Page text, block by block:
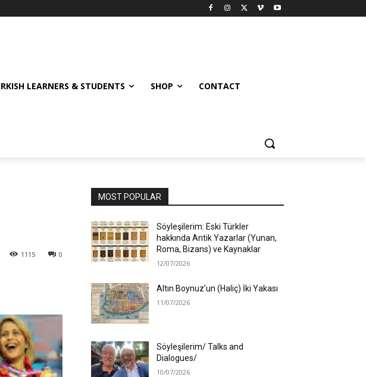
LEARNERS & STUDENTS SHOP CONTACT
0
1115
MOST POPULAR
Söyleşilerim: Eski Türkler
hakkında Antik Yazarlar (Yunan,
Roma, Bizans) ve Kaynaklar
12/07/2026
Altın Boynuz’un (Haliç) İki Yakası
11/07/2026
Söyleşilerim/ Talks and
Dialogues/
10/07/2026